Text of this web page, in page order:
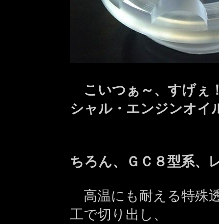
こいつぁ～、すげ
シャル・エンジンオイ
ちろん、ＧＣ８型系、
高温にも耐える特殊
工で切り出し、